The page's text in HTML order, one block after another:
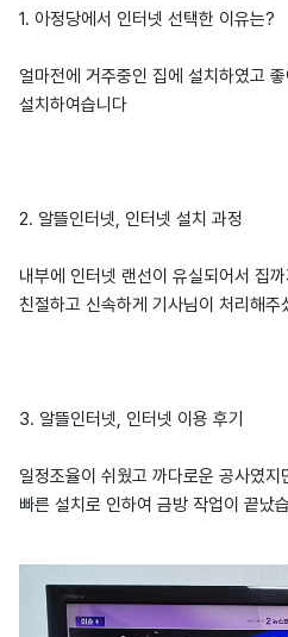
1. 아정당에서 인터넷 선택한 이유는?
얼마전에 거주중인 집에 설치하였고
설치하여습니다
2. 알뜰인터넷, 인터넷 설치 과정
내부에 인터넷 랜선이 유실되어서 집
친절하고 신속하게 기사님이 처리해주
3. 알뜰인터넷, 인터넷 이용 후기
일정조율이 쉬웠고 까다로운 공사였
빠른 설치로 인하여 금방 작업이 끝났